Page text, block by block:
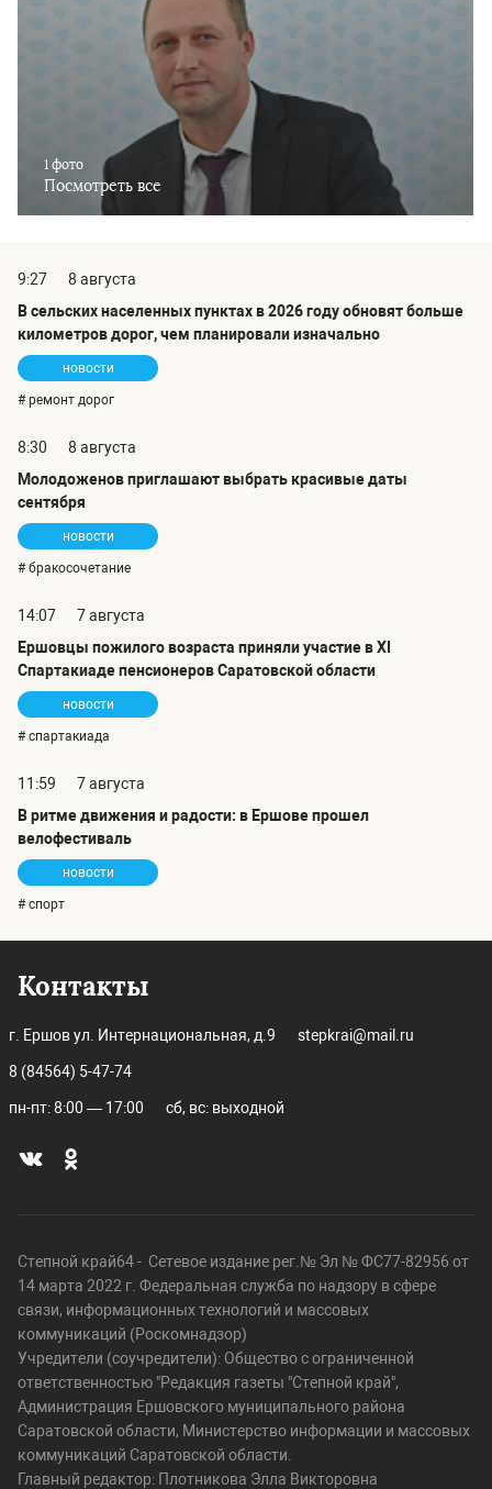
1 фото
Посмотреть все
9:27
8 августа
В сельских населенных пунктах в 2026 году обновят больше
километров дорог, чем планировали изначально
новости
# ремонт дорог
8:30
8 августа
Молодоженов приглашают выбрать красивые даты
сентября
новости
# бракосочетание
14:07
7 августа
Ершовцы пожилого возраста приняли участие в XI
Спартакиаде пенсионеров Саратовской области
новости
# спартакиада
11:59
7 августа
В ритме движения и радости: в Ершове прошел
велофестиваль
новости
# спорт
Контакты
г. Ершов ул. Интернациональная, д.9 stepkrai@mail.ru
8 (84564) 5-47-74
пн-пт: 8:00 — 17:00 сб, вс: выходной
Степной край64 - Сетевое издание рег.№ Эл № ФС77-82956 от
14 марта 2022 г. Федеральная служба по надзору в сфере
связи, информационных технологий и массовых
коммуникаций (Роскомнадзор)
Учредители (соучредители): Общество с ограниченной
ответственностью "Редакция газеты "Степной край",
Администрация Ершовского муниципального района
Саратовской области, Министерство информации и массовых
коммуникаций Саратовской области.
Главный редактор: Плотникова Элла Викторовна